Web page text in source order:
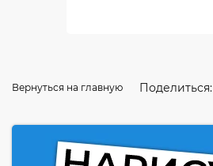
Поделиться:
Вернуться на главную